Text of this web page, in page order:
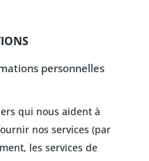
personnelles
qui nous aident à
nos services (par
les services de